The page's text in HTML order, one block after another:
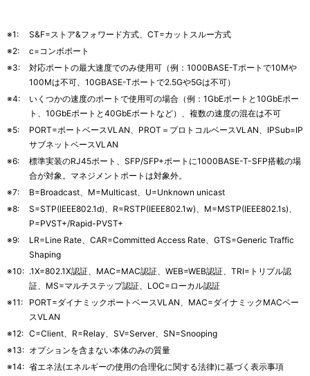
※1:
S&F=ストア&フォワード方式、CT=カットスルー方式
※2:
c=コンボポート
※3:
対応ポートの最大速度でのみ使用可（例：1000BASE-Tポートで10Mや
100Mは不可、10GBASE-Tポートで2.5Gや5Gは不可）
※4:
いくつかの速度のポートで使用可の場合（例：1GbEポートと10GbEポー
ト、10GbEポートと40GbEポートなど）、複数の速度の混在は不可
※5:
PORT=ポートベースVLAN、PROT＝プロトコルベースVLAN、IPSub=IP
サブネットベースVLAN
※6:
標準実装のRJ45ポート、SFP/SFP+ポートに1000BASE-T-SFP搭載の場
合が対象。マネジメントポートは対象外。
※7:
B=Broadcast、M=Multicast、U=Unknown unicast
※8:
S=STP(IEEE802.1d)、R=RSTP(IEEE802.1w)、M=MSTP(IEEE802.1s)、
P=PVST+/Rapid-PVST+
※9:
LR=Line Rate、CAR=Committed Access Rate、GTS=Generic Traffic
Shaping
※10: .1X=802.1X認証、MAC=MAC認証、WEB=WEB認証、TRI=トリプル認
証、MS=マルチステップ認証、LOC=ローカル認証
※11:
PORT=ダイナミックポートベースVLAN、MAC=ダイナミックMACベー
スVLAN
※12: C=Client、R=Relay、SV=Server、SN=Snooping
※13: オプションを含まない本体のみの質量
※14: 省エネ法(エネルギーの使用の合理化に関する法律)に基づく表示事項